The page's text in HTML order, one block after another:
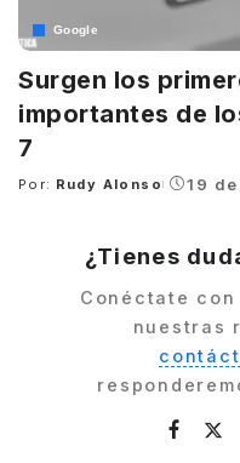
Google
Surgen los
importantes de
7
Posted
Por: Rudy Alonso 19
¿Tienes
Conéctate
nuestras